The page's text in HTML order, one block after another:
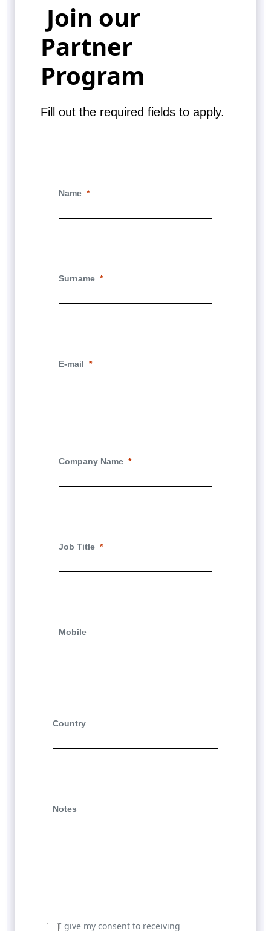
Join our
Partner
Program
Fill out the required fields to apply.
Name
Surname
E-mail
Company Name
Job Title
Mobile
Country
Notes
I give my consent to receiving